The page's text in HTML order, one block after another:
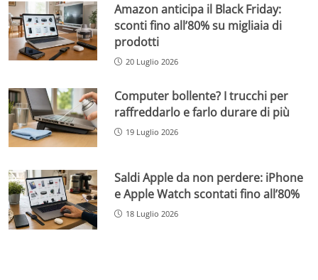
Amazon anticipa il Black Friday:
sconti fino all’80% su migliaia di
prodotti
20 Luglio 2026
Computer bollente? I trucchi per
raffreddarlo e farlo durare di più
19 Luglio 2026
Saldi Apple da non perdere: iPhone
e Apple Watch scontati fino all’80%
18 Luglio 2026